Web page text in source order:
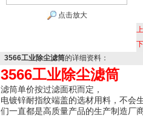
点击放大
3566工业除尘滤筒的详细资料：
3566工业除尘滤筒
滤筒单价按过滤面积而定，
电镀锌耐指纹端盖的选材用料，不会
们一直都是高质量产品的生产制造厂